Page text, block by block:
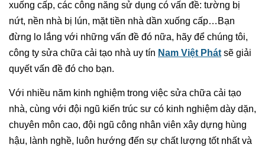
xuống cấp, các công năng sử dụng có vấn đề: tường bị
nứt, nền nhà bị lún, mặt tiền nhà dần xuống cấp…Bạn
đừng lo lắng với những vấn đề đó nữa, hãy để chúng tôi,
công ty sửa chữa cải tạo nhà uy tín Nam Việt Phát sẽ giải
quyết vấn đề đó cho bạn.
Với nhiều năm kinh nghiệm trong việc sửa chữa cải tạo
nhà, cùng với đội ngũ kiến trúc sư có kinh nghiệm dày dặn,
chuyên môn cao, đội ngũ công nhân viên xây dựng hùng
hậu, lành nghề, luôn hướng đến sự chất lượng tốt nhất và